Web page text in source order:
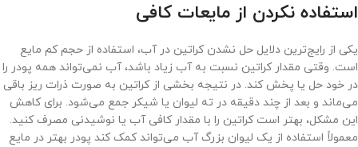
استفاده نکردن از مایعات کافی
یکی از رایج‌ترین دلایل حل نشدن کراتین در آب، استفاده از حجم کم مایع
است. وقتی مقدار کراتین نسبت به آب زیاد باشد، آب نمی‌تواند همه پودر را
در خود حل یا پخش کند. در نتیجه بخشی از کراتین به صورت ذرات ریز باقی
می‌ماند و بعد از چند دقیقه در ته لیوان یا شیکر جمع می‌شود. برای کاهش
این مشکل، بهتر است کراتین را با مقدار کافی آب یا نوشیدنی مصرف کنید.
معمولاً استفاده از یک لیوان بزرگ آب می‌تواند کمک کند پودر بهتر در مایع